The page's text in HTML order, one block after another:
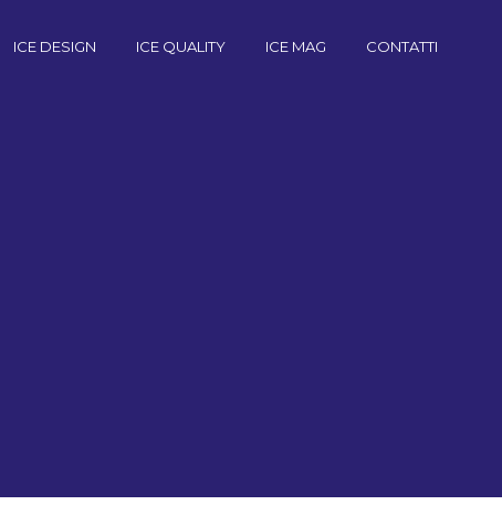
ICE DESIGN ICE QUALITY ICE MAG CONTATTI